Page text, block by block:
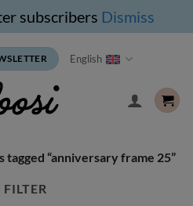
subscribers Dismiss
English
tagged “anniversary frame 25”
FILTER